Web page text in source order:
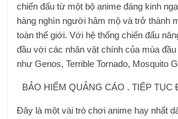
chiến đấu từ một bộ anime đáng kinh
hàng nghìn người hâm mộ và trở thành
toàn thế giới. Với hệ thống chiến đấu
đầu với các nhân vật chính của mùa
như Genos, Terrible Tornado, Mosquito
BẢO HIỂM QUẢNG CÁO . TIẾP TỤC
Đây là một vài trò chơi anime hay nhất